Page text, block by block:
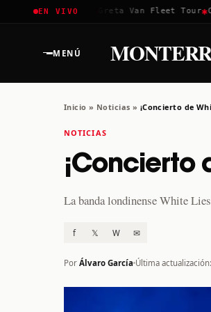
EN VIVO
Coachella 2026✱ Greta Van Fleet Tour✱
MENÚ
Inicio » Noticias » ¡Concierto de
NOTICIAS
¡Concierto
La banda londinense White
f 𝕏 W ✉
Por Álvaro García Última